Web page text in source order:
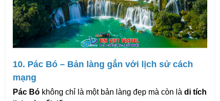
10. Pác Bó – Bản làng gắn với lịch sử cách
mạng
Pác Bó không chỉ là một bản làng đẹp mà còn là di tích